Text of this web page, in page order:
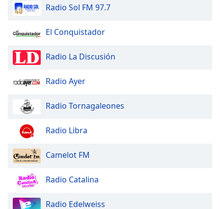
Radio Sol FM 97.7
El Conquistador
Radio La Discusión
Radio Ayer
Radio Tornagaleones
Radio Libra
Camelot FM
Radio Catalina
Radio Edelweiss